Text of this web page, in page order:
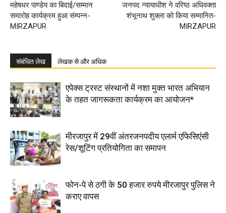
महेषधर पाण्डेय का बिदाई/सम्मान
समारोह कार्यक्रम हुआ संम्पन्न-
MIRZAPUR
जनपद न्यायाधीश ने वरिष्ठ अधिवक्ता
शंभूनाथ शुक्ला को किया सम्मानित-
MIRZAPUR
संबंधित लेख लेखक से और अधिक
एपेक्स ट्रस्ट संस्थानों में नशा मुक्त भारत अभियान
के तहत जागरूकता कार्यक्रम का आयोजन*
मीरजापुर में 29वीं अंतरजनपदीय एलार्म एफिसिएंसी
रेस/शूटिंग प्रतियोगिता का समापन
फोन-पे से ठगी के 50 हजार रुपये मीरजापुर पुलिस ने
कराए वापस